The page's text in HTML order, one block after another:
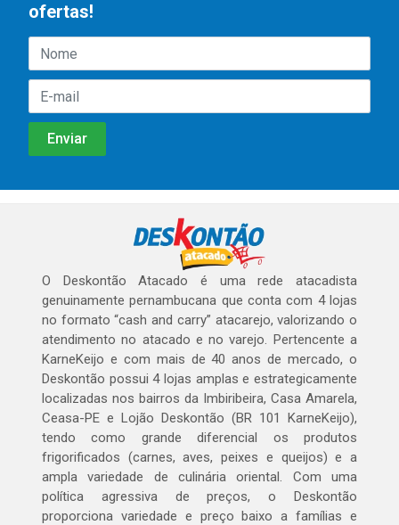
ofertas!
O Deskontão Atacado é uma rede atacadista
genuinamente pernambucana que conta com 4 lojas
no formato “cash and carry” atacarejo, valorizando o
atendimento no atacado e no varejo. Pertencente a
KarneKeijo e com mais de 40 anos de mercado, o
Deskontão possui 4 lojas amplas e estrategicamente
localizadas nos bairros da Imbiribeira, Casa Amarela,
Ceasa-PE e Lojão Deskontão (BR 101 KarneKeijo),
tendo como grande diferencial os produtos
frigorificados (carnes, aves, peixes e queijos) e a
ampla variedade de culinária oriental. Com uma
política agressiva de preços, o Deskontão
proporciona variedade e preço baixo a famílias e